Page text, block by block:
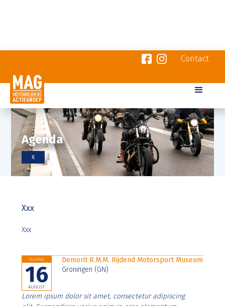
Contact
Agenda
X
Xxx
Xxx
Sunday
16
AUGUST
Demorit R.M.M. Rijdend Motorsport Museum
Groningen (GN)
Lorem ipsum dolor sit amet, consectetur adipiscing